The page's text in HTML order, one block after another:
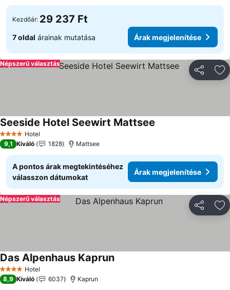
Kezdőár: 29 237 Ft
7 oldal árainak mutatása Árak megjelenítése
Népszerű választás
4 KategóriaHotel
Seeside Hotel Seewirt Mattsee
9,1 Kiváló 1828 Mattsee
A pontos árak megtekintéséhez
válasszon dátumokat
Árak megjelenítése
Népszerű választás
4 KategóriaHotel
Das Alpenhaus Kaprun
8,9 Kiváló 6037 Kaprun